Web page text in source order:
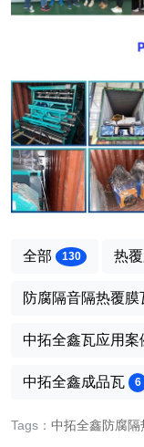
全部 130 热
防腐隔音隔热覆膜
中拓全鑫瓦应用案
中拓全鑫成品瓦 6
Tags： 中拓全鑫防腐隔